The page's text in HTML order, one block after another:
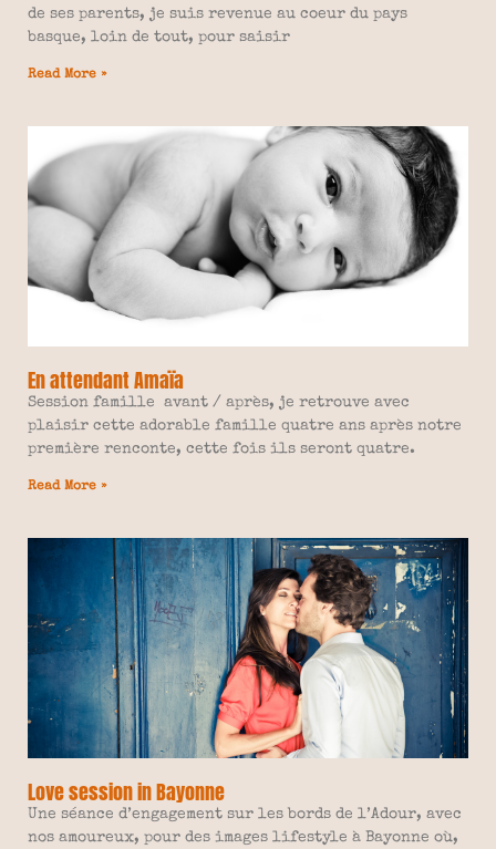
de ses parents, je suis revenue au coeur du pays
basque, loin de tout, pour saisir
Read More »
En attendant Amaïa
Session famille avant / après, je retrouve avec
plaisir cette adorable famille quatre ans après notre
première renconte, cette fois ils seront quatre.
Read More »
Love session in Bayonne
Une séance d’engagement sur les bords de l’Adour, avec
nos amoureux, pour des images lifestyle à Bayonne où,